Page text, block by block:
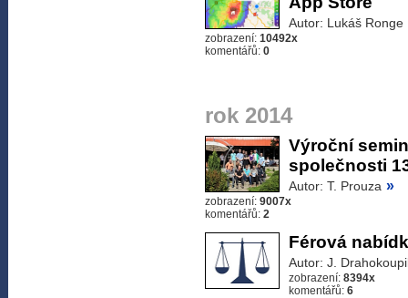
Autor: Lukáš Ronge
zobrazení: 10492x
komentářů: 0
rok 2014
Výroční
společnosti
Autor: T. Prouza »
zobrazení: 9007x
komentářů: 2
Férová
Autor: J.
zobrazení: 8394x
komentářů: 6